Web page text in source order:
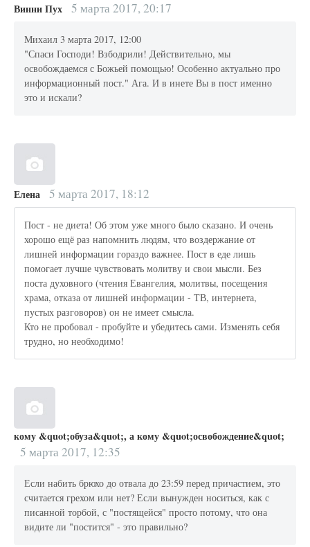
Винни Пух 5 марта 2017, 20:17
Михаил 3 марта 2017, 12:00
"Спаси Господи! Взбодрили! Действительно, мы
освобождаемся с Божьей помощью! Особенно актуально про
информационный пост." Ага. И в инете Вы в пост именно
это и искали?
Елена 5 марта 2017, 18:12
Пост - не диета! Об этом уже много было сказано. И очень
хорошо ещё раз напомнить людям, что воздержание от
лишней информации гораздо важнее. Пост в еде лишь
помогает лучше чувствовать молитву и свои мысли. Без
поста духовного (чтения Евангелия, молитвы, посещения
храма, отказа от лишней информации - ТВ, интернета,
пустых разговоров) он не имеет смысла.
Кто не пробовал - пробуйте и убедитесь сами. Изменять себя
трудно, но необходимо!
кому &quot;обуза&quot;, а кому &quot;освобождение&quot;
5 марта 2017, 12:35
Если набить брюхо до отвала до 23:59 перед причастием, это
считается грехом или нет? Если вынужден носиться, как с
писанной торбой, с "постящейся" просто потому, что она
видите ли "постится" - это правильно?